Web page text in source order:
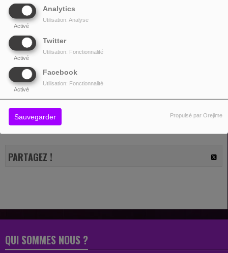
Analytics
Activé
Utilisation: Analyse
Twitter
Activé
Utilisation: Fonctionnalité
Facebook
Activé
Utilisation: Fonctionnalité
Sauvegarder Propulsé par Orejime
20 SEPTEMBRE 2025 - 13:09
Video produced and directed by Sitcom Soldiers
PARTAGEZ !
QUI SOMMES NOUS ?